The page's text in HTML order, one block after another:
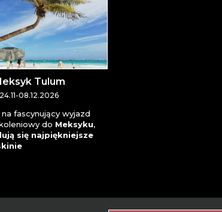
Tulum
24.11-08.12.2026
fascynujący wyjazd
do Meksyku,
się najpiękniejsze